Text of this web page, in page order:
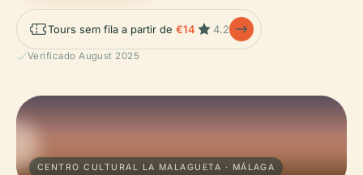
Tours sem fila a partir de €14 4.2
Verificado August 2025
CENTRO CULTURAL LA MALAGUETA · MÁLAGA